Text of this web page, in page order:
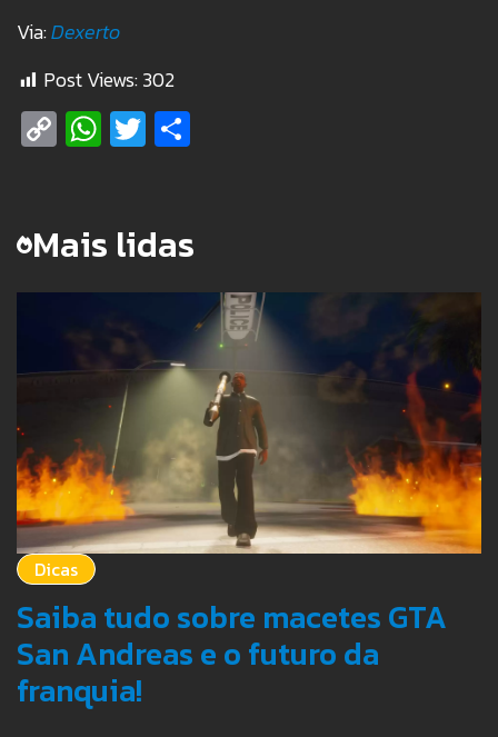
Via:Dexerto
Post Views:302
Copy
Link
WhatsApp
Twitter
Mais lidas
Dicas
Saiba tudo sobre macetes GTA
San Andreas e o futuro da
franquia!